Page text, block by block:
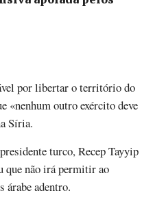
por libertar o território do
«nenhum outro exército deve
Síria.
turco, Recep Tayyip
que não irá permitir ao
árabe adentro.